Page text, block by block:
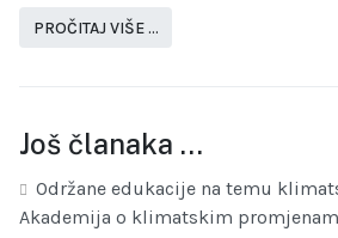
PROČITAJ VIŠE …
Još članaka …
Održane edukacije na temu
Akademija o klimatskim